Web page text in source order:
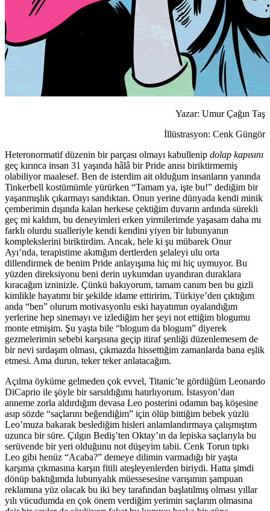
Yazar: Umur Çağın Taş
İllüstrasyon: Cenk Güngör
Heteronormatif düzenin bir parçası olmayı kabullenip dolap kapısını
geç kırınca insan 31 yaşında hâlâ bir Pride anısı biriktirmemiş
olabiliyor maalesef. Ben de isterdim ait olduğum insanların yanında
Tinkerbell kostümümle yürürken “Tamam ya, işte bu!” dediğim bir
yaşanmışlık çıkarmayı sandıktan. Onun yerine dünyada kendi minik
çemberimin dışında kalan herkese çektiğim duvarın ardında sürekli
geç mi kaldım, bu deneyimleri erken yirmilerimde yaşasam daha mı
farklı olurdu sualleriyle kendi kendini yiyen bir lubunyanın
komplekslerini biriktirdim. Ancak, hele ki şu mübarek Onur
Ayı’nda, terapistime akıttığım dertlerden şelaleyi ulu orta
dillendirmek de benim Pride anlayışıma hiç mi hiç uymuyor. Bu
yüzden direksiyonu beni derin uykumdan uyandıran duraklara
kıracağım izninizle. Çünkü bakıyorum, tamam canım ben bu gizli
kimlikle hayatımı bir şekilde idame ettiririm, Türkiye’den çıktığım
anda “ben” olurum motivasyonlu eski hayatımın oyalandığım
yerlerine hep sinemayı ve izlediğim her şeyi not ettiğim blogumu
monte etmişim. Şu yaşta bile “blogum da blogum” diyerek
gezmelerimin sebebi karşısına geçip itiraf şenliği düzenlemesem de
bir nevi sırdaşım olması, çıkmazda hissettiğim zamanlarda bana eşlik
etmesi. Ama durun, teker teker anlatacağım.
Açılma öyküme gelmeden çok evvel, Titanic’te gördüğüm Leonardo
DiCaprio ile şöyle bir sarsıldığımı hatırlıyorum. İstasyon’dan
anneme zorla aldırdığım devasa Leo posterini odamın baş köşesine
asıp sözde “saçlarını beğendiğim” için ölüp bittiğim bebek yüzlü
Leo’muza bakarak beslediğim hisleri anlamlandırmaya çalışmıştım
uzunca bir süre. Çılgın Bediş’ten Oktay’ın da lepiska saçlarıyla bu
serüvende bir yeri olduğunu not düşeyim tabii. Cenk Torun tıpkı
Leo gibi henüz “Acaba?” demeye dilimin varmadığı bir yaşta
karşıma çıkmasına karşın fitili ateşleyenlerden biriydi. Hatta şimdi
dönüp baktığımda lubunyalık müessesesine varışımın şampuan
reklamına yüz olacak bu iki bey tarafından başlatılmış olması yıllar
yılı vücudumda en çok önem verdiğim yerimin saçlarım olmasına